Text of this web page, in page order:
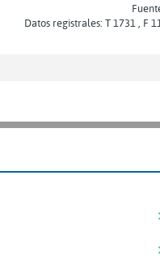
Datos registrales: T 1731 , F